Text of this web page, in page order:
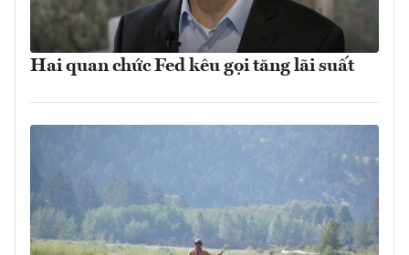
Hai quan chức Fed kêu gọi tăng lãi suất